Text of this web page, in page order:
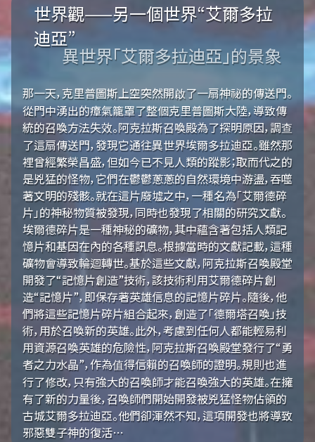
世界觀——另一個世界“艾爾多拉
迪亞”
異世界「艾爾多拉迪亞」的景象
那一天，克里普圖斯上空突然開啟了一扇神祕的傳送門。
從門中湧出的瘴氣籠罩了整個克里普圖斯大陸，導致傳
統的召喚方法失效。阿克拉斯召喚殿為了探明原因，調查
了這扇傳送門，發現它通往異世界埃爾多拉迪亞。雖然那
裡曾經繁榮昌盛，但如今已不見人類的蹤影；取而代之的
是兇猛的怪物，它們在鬱鬱蔥蔥的自然環境中游盪，吞噬
著文明的殘骸。就在這片廢墟之中，一種名為「艾爾德碎
片」的神秘物質被發現，同時也發現了相關的研究文獻。
埃爾德碎片是一種神秘的礦物，其中蘊含著包括人類記
憶片和基因在內的各種訊息。根據當時的文獻記載，這種
礦物會導致輪迴轉世。基於這些文獻，阿克拉斯召喚殿堂
開發了“記憶片創造”技術，該技術利用艾爾德碎片創
造“記憶片”，即保存著英雄信息的記憶片碎片。隨後，他
們將這些記憶片碎片組合起來，創造了「德爾塔召喚」技
術，用於召喚新的英雄。此外，考慮到任何人都能輕易利
用資源召喚英雄的危險性，阿克拉斯召喚殿堂發行了“勇
者之力水晶”，作為值得信賴的召喚師的證明。規則也進
行了修改，只有強大的召喚師才能召喚強大的英雄。在擁
有了新的力量後，召喚師們開始開發被兇猛怪物佔領的
古城艾爾多拉迪亞。他們卻渾然不知，這項開發也將導致
邪惡雙子神的復活…